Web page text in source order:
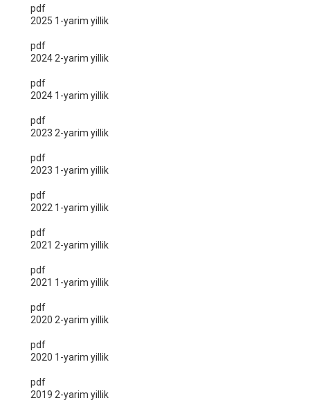
pdf
2025 1-yarim yillik
pdf
2024 2-yarim yillik
pdf
2024 1-yarim yillik
pdf
2023 2-yarim yillik
pdf
2023 1-yarim yillik
pdf
2022 1-yarim yillik
pdf
2021 2-yarim yillik
pdf
2021 1-yarim yillik
pdf
2020 2-yarim yillik
pdf
2020 1-yarim yillik
pdf
2019 2-yarim yillik